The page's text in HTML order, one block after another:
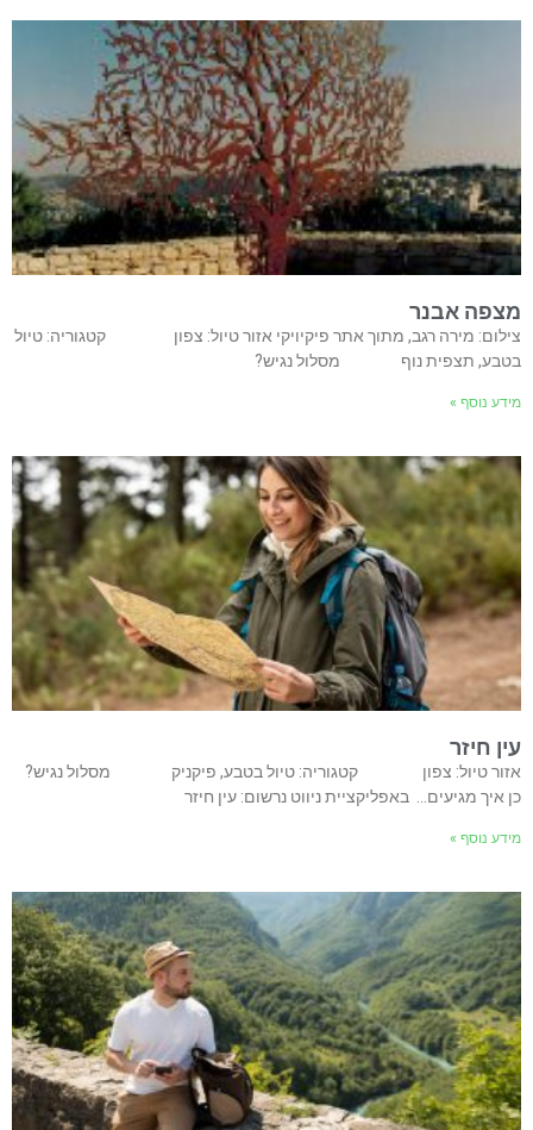
מצפה אבנר
צילום: מירה רגב, מתוך אתר פיקיויקי אזור טיול: צפון קטגוריה: טיול
בטבע, תצפית נוף מסלול נגיש?
מידע נוסף »
עין חיזר
אזור טיול: צפון קטגוריה: טיול בטבע, פיקניק מסלול נגיש?
כן איך מגיעים… באפליקציית ניווט נרשום: עין חיזר
מידע נוסף »